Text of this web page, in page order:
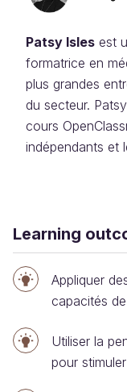
Patsy Isles est
formatrice en
plus grandes
du secteur.
cours
indépendants et
Learning
Appliquer
capacités
Utiliser la
pour